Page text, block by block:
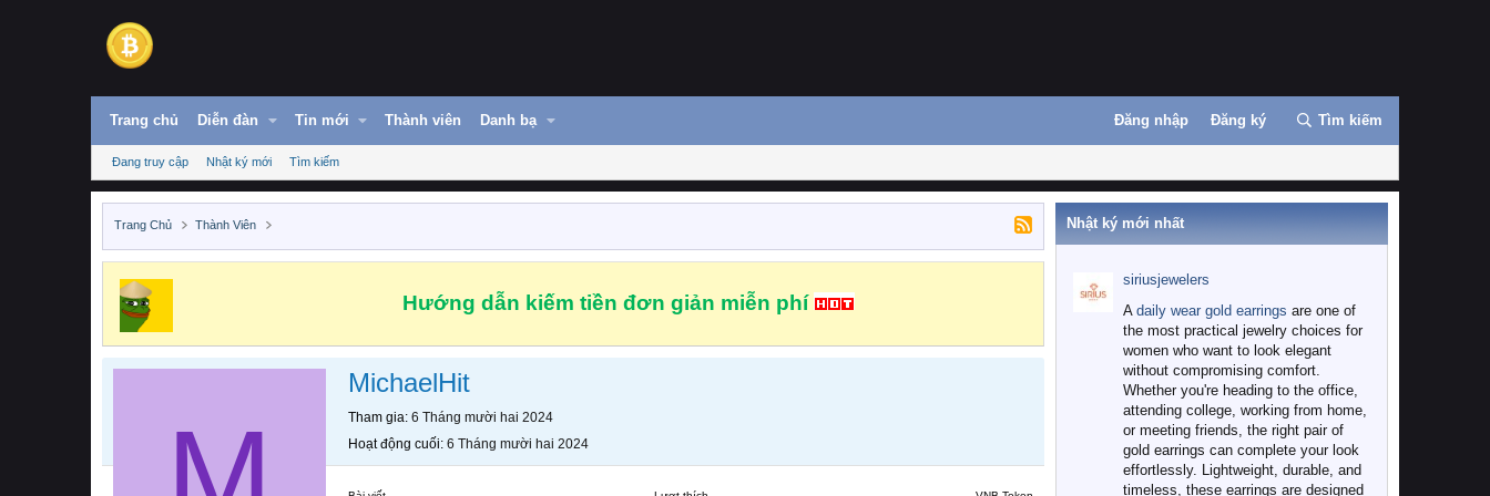
Trang chủ Diễn đàn Tin mới Thành viên Danh bạ Đăng nhập Đăng ký Tìm kiếm
Đang truy cập Nhật ký mới Tìm kiếm
Trang Chủ Thành Viên
Hướng dẫn kiếm tiền đơn giản miễn phí
MichaelHit
Tham gia 6 Tháng mười hai 2024
Hoạt động cuối 6 Tháng mười hai 2024
Nhật ký mới nhất
siriusjewelers
A daily wear gold earrings are one of
the most practical jewelry choices for
women who want to look elegant
without compromising comfort.
Whether you're heading to the office,
attending college, working from home,
or meeting friends, the right pair of
gold earrings can complete your look
effortlessly. Lightweight, durable, and
timeless, these earrings are designed